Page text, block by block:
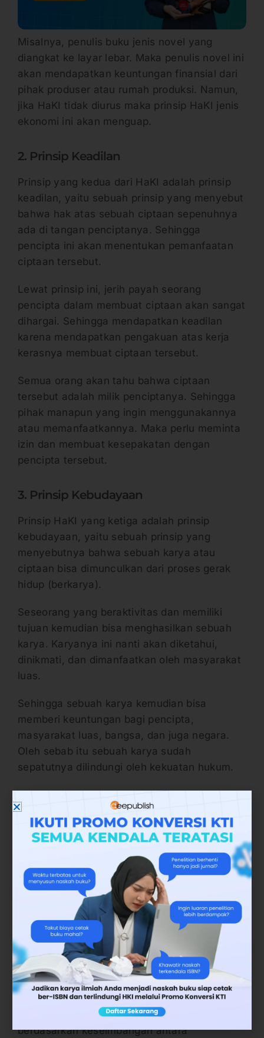
Misalnya, penulis buku jenis novel yang
diangkat ke layar lebar. Maka penulis novel ini
akan mendapatkan keuntungan finansial dari
pihak produser atau rumah produksi. Namun,
jika HaKI tidak diurus maka prinsip HaKI jenis
ekonomi ini akan menguap.
2. Prinsip Keadilan
Prinsip yang kedua dari HaKI adalah prinsip
keadilan, yaitu sebuah prinsip yang menyebut
bahwa hak atas sebuah ciptaan sepenuhnya
ada di tangan penciptanya. Sehingga
pencipta ini akan menentukan pemanfaatan
ciptaan tersebut.
Lewat prinsip ini, jerih payah seorang
pencipta dalam membuat ciptaan akan sangat
dihargai. Sehingga mendapatkan keadilan
karena mendapatkan pengakuan atas kerja
kerasnya membuat ciptaan tersebut.
Semua orang akan tahu bahwa ciptaan
tersebut adalah milik penciptanya. Sehingga
pihak manapun yang ingin menggunakannya
atau memanfaatkannya. Maka perlu meminta
izin dan membuat kesepakatan dengan
pencipta tersebut.
3. Prinsip Kebudayaan
Prinsip HaKI yang ketiga adalah prinsip
kebudayaan, yaitu sebuah prinsip yang
menyebutnya bahwa sebuah karya atau
ciptaan bisa dimunculkan dari proses gerak
hidup (berkarya).
Seseorang yang beraktivitas dan memiliki
tujuan kemudian bisa menghasilkan sebuah
karya. Karyanya ini nanti akan diketahui,
dinikmati, dan dimanfaatkan oleh masyarakat
luas.
Sehingga sebuah karya kemudian bisa
memberi keuntungan bagi pencipta,
masyarakat luas, bangsa, dan juga negara.
Oleh sebab itu sebuah karya sudah
sepatutnya dilindungi oleh kekuatan hukum.
4. Prinsip Sosial
Prinsip HaKI yang terakhir adalah prinsip
sosial dimana prinsip ini mengatur
kepentingan manusia sebagai warga negara.
Sehingga hak atas ciptaannya merupakan hak
dengan kekuatan hukum yang diberikan
negara terhadap warga negara yang
dinaunginya.
Pemerintah atau negara kemudian akan
berlaku adil dengan memberikan hak dan
perlindungan hukum serupa terhadap ciptaan
lain. Sehingga seluruh ciptaan dan pencipta
kemudian diberikan perlindungan
berdasarkan keseimbangan antara